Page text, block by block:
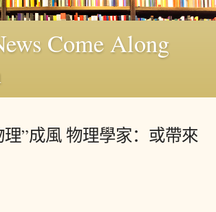
Come Along
”成風 物理學家：或帶來